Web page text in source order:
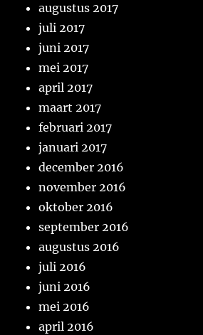
augustus 2017
juli 2017
juni 2017
mei 2017
april 2017
maart 2017
februari 2017
januari 2017
december 2016
november 2016
oktober 2016
september 2016
augustus 2016
juli 2016
juni 2016
mei 2016
april 2016